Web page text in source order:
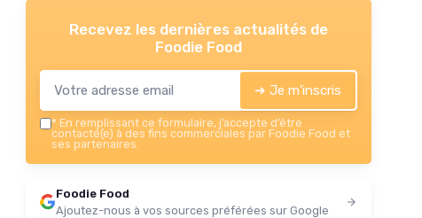
Recevez les dernières actualités de
Foodie Food
➔ Je m'inscris
* En remplissant ce formulaire, j’accepte d’être
contacté(e) à des fins commerciales par Foodie Food et
ses partenaires.
Foodie Food
Ajoutez-nous à vos sources préférées sur Google